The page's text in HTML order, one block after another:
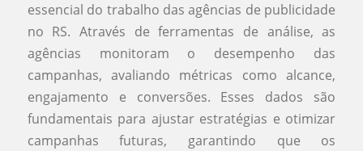
essencial do trabalho das agências de publicidade
no RS. Através de ferramentas de análise, as
agências monitoram o desempenho das
campanhas, avaliando métricas como alcance,
engajamento e conversões. Esses dados são
fundamentais para ajustar estratégias e otimizar
campanhas futuras, garantindo que os